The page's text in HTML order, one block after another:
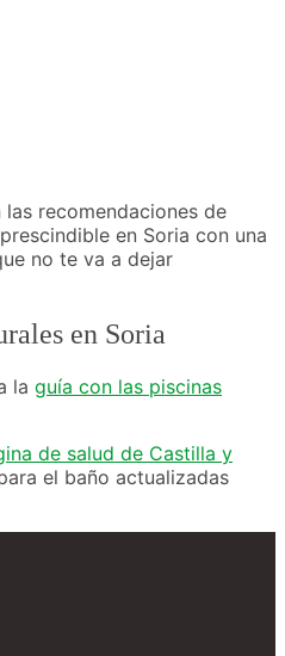
recomendaciones de
en Soria con una
no te va a dejar
en Soria
la guía con las piscinas
de salud de Castilla y
el baño actualizadas